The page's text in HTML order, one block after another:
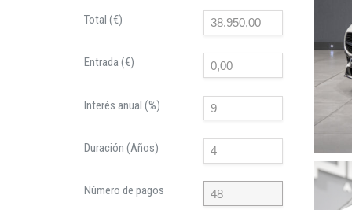
Total (€)
Entrada (€)
Interés anual (%)
Duración (Años)
Número de pagos